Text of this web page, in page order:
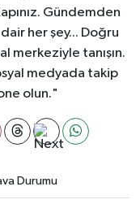
Gündemden
her şey... Doğru
tanışın.
medyada takip
olun."
Durumu